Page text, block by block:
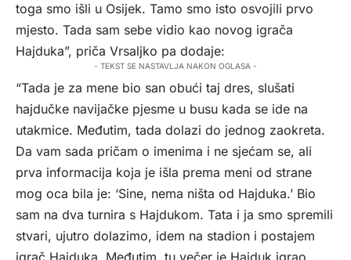
toga smo išli u Osijek. Tamo smo isto osvojili prvo
mjesto. Tada sam sebe vidio kao novog igrača
Hajduka”, priča Vrsaljko pa dodaje:
- TEKST SE NASTAVLJA NAKON OGLASA -
“Tada je za mene bio san obući taj dres, slušati
hajdučke navijačke pjesme u busu kada se ide na
utakmice. Međutim, tada dolazi do jednog zaokreta.
Da vam sada pričam o imenima i ne sjećam se, ali
prva informacija koja je išla prema meni od strane
mog oca bila je: ‘Sine, nema ništa od Hajduka.’ Bio
sam na dva turnira s Hajdukom. Tata i ja smo spremili
stvari, ujutro dolazimo, idem na stadion i postajem